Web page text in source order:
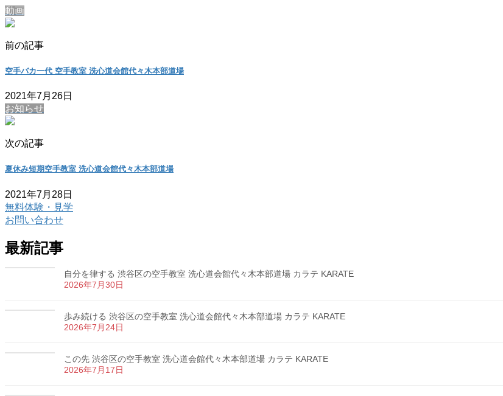
動画
前の記事
空手バカ一代 空手教室 洗心道会館代々木本部道場
2021年7月26日
お知らせ
次の記事
夏休み短期空手教室 洗心道会館代々木本部道場
2021年7月28日
無料体験・見学
お問い合わせ
最新記事
自分を律する 渋谷区の空手教室 洗心道会館代々木本部道場 カラテ KARATE
2026年7月30日
歩み続ける 渋谷区の空手教室 洗心道会館代々木本部道場 カラテ KARATE
2026年7月24日
この先 渋谷区の空手教室 洗心道会館代々木本部道場 カラテ KARATE
2026年7月17日